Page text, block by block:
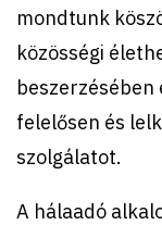
mondtunk
közösségi
beszerzésében
felelősen és
szolgálatot.
A hálaadó